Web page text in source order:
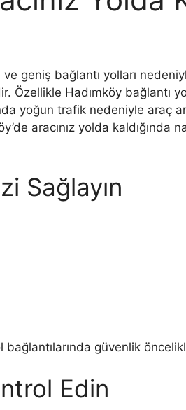
geniş bağlantı yolları
Özellikle Hadımköy bağlantı
yoğun trafik nedeniyle araç
aracınız yolda kaldığında
Sağlayın
güvenlik
Edin